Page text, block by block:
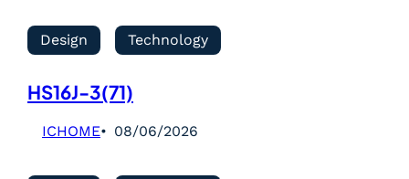
Design Technology
HS16J-3(71)
ICHOME 08/06/2026